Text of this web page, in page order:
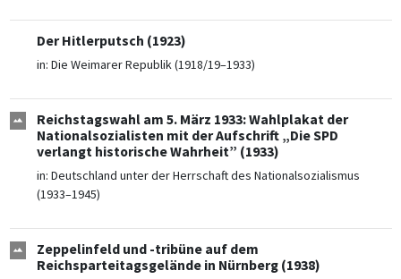
Der Hitlerputsch (1923)
in: Die Weimarer Republik (1918/19–1933)
Reichstagswahl am 5. März 1933: Wahlplakat der
Nationalsozialisten mit der Aufschrift „Die SPD
verlangt historische Wahrheit” (1933)
in: Deutschland unter der Herrschaft des Nationalsozialismus
(1933–1945)
Zeppelinfeld und -tribüne auf dem
Reichsparteitagsgelände in Nürnberg (1938)